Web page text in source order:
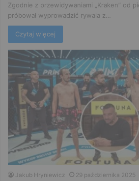
Zgodnie z przewidywaniami „Kraken” od
próbował wyprowadzić rywala z…
Czytaj więcej
Jakub Hryniewicz 29 października 2025